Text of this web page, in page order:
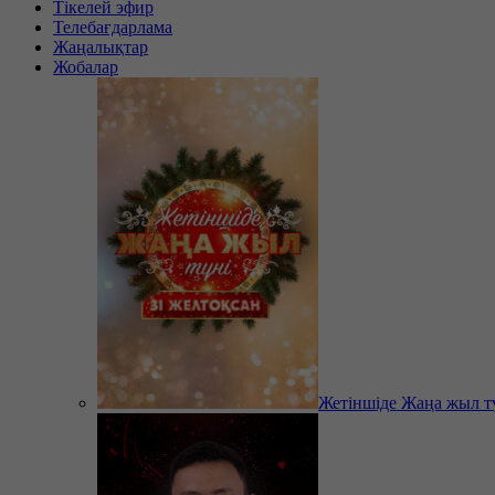
Тікелей эфир
Телебағдарлама
Жаңалықтар
Жобалар
Жетіншіде Жаңа жыл